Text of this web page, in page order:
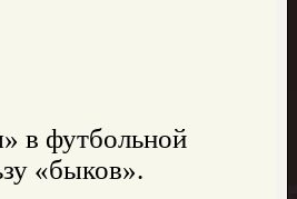
в футбольной
«быков».